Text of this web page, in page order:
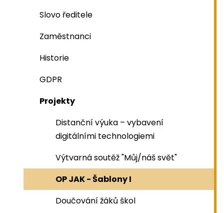
Slovo ředitele
Zaměstnanci
Historie
GDPR
Projekty
Distanční výuka – vybavení
digitálními technologiemi
Výtvarná soutěž "Můj/náš svět"
OP JAK - Šablony I
Doučování žáků škol